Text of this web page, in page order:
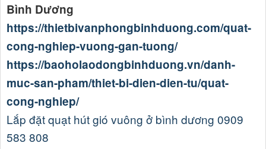
Bình Dương
https://thietbivanphongbinhduong.com/quat-
cong-nghiep-vuong-gan-tuong/
https://baoholaodongbinhduong.vn/danh-
muc-san-pham/thiet-bi-dien-dien-tu/quat-
cong-nghiep/
Lắp đặt quạt hút gió vuông ở bình dương 0909
583 808